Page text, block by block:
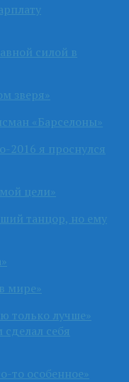
силой в
зверя»
«Барселоны»
2016 я проснулся
цели»
танцор, но ему
мире»
только лучше»
себя
то особенное»